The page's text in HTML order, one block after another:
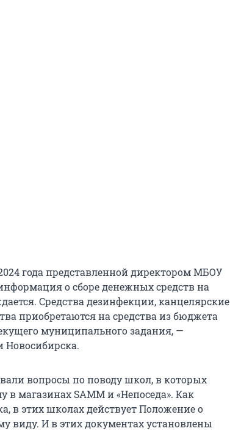
года представленной директором МБОУ
о сборе денежных средств на
Средства дезинфекции, канцелярские
приобретаются на средства из бюджета
муниципального задания, —
Новосибирска.
вопросы по поводу школ, в которых
в магазинах SAMM и «Непоседа». Как
в этих школах действует Положение о
виду. И в этих документах установлены